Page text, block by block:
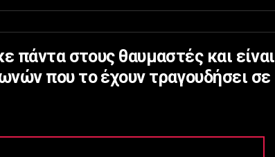
πάντα στους θαυμαστές και είναι
που το έχουν τραγουδήσει σε